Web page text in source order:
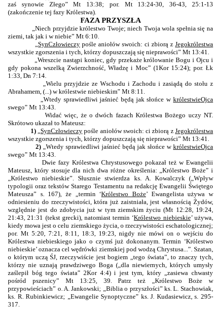
zaś synowie Złego” Mt 13:38; por. Mt 13:24-30, 36-43, 25:1-13
(zakończenie tej fazy Królestwa).
FAZA PRZYSZŁA
„Niech przyjdzie królestwo Twoje; niech Twoja wola spełnia się na
ziemi, tak jak i w niebie” Mt 6:10.
„SynCzłowieczy pośle aniołów swoich: ci zbiorą z Jegokrólestwa
wszystkie zgorszenia i tych, którzy dopuszczają się nieprawości” Mt 13:41.
„Wreszcie nastąpi koniec, gdy przekaże królowanie Bogu i Ojcu i
gdy pokona wszelką Zwierzchność, Władzę i Moc” (1Kor 15:24); por. Łk
1:33, Dn 7:14.
„Wielu przyjdzie ze Wschodu i Zachodu i zasiądą do stołu z
Abrahamem, (...) w królestwie niebieskim” Mt 8:11.
„Wtedy sprawiedliwi jaśnieć będą jak słońce w królestwieOjca
swego” Mt 13:43.
Widać więc, że o dwóch fazach Królestwa Bożego uczy NT.
Skrótowo ukazał to Mateusz:
1)„SynCzłowieczy pośle aniołów swoich: ci zbiorą z Jegokrólestwa
wszystkie zgorszenia i tych, którzy dopuszczają się nieprawości” Mt 13:41.
2)„Wtedy sprawiedliwi jaśnieć będą jak słońce w królestwieOjca
swego” Mt 13:43.
Dwie fazy Królestwa Chrystusowego pokazał też w Ewangelii
Mateusz, który stosuje dla nich dwa różne określenia: „Królestwo Boże” i
„Królestwo niebieskie”. Słusznie stwierdza ks. A. Kowalczyk („Wpływ
typologii oraz tekstów Starego Testamentu na redakcję Ewangelii Świętego
Mateusza” s. 167), że „termin ‘Królestwo Boże’ Ewangelista używa w
odniesieniu do rzeczywistości, która już zaistniała, jest własnością Żydów,
względnie jest do zdobycia już w tym ziemskim życiu (Mt 12:28, 19:24,
21:43, 21:31 (tekst grecki), natomiast termin ‘Królestwo niebieskie’ używa,
kiedy mowa jest o celu ziemskiego życia, o rzeczywistości eschatologicznej;
por. Mt 5:20, 7:21, 8:11, 18:3, 19:23, nigdy nie mówi on o wejściu do
Królestwa niebieskiego jako o czymś już dokonanym. Termin ‘Królestwo
niebieskie’ oznacza cel wędrówki ziemskiej pod wodzą Chrystusa...”. Szatan,
o którym uczą ŚJ, rzeczywiście jest bogiem „tego świata”, to znaczy tych,
którzy nie uznają prawdziwego Boga („dla niewiernych, których umysły
zaślepił bóg tego świata” 2Kor 4:4) i jest tym, który „zasiewa chwasty
pośród pszenicy” Mt 13:25, 39. Patrz też „Królestwo Boże w
przypowieściach” o. A. Jankowski; „Biblia o przyszłości” ks. L. Stachowiak,
ks. R. Rubinkiewicz; „Ewangelie Synoptyczne” ks. J. Kudasiewicz, s. 295-
317.